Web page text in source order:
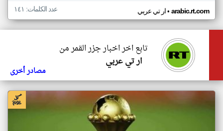
ار تي عربي• arabic.rt.com عدد الكلمات: ١٤١
تابع اخر اخبار جزر القمر من
ار تي عربي
مصادر أخرى